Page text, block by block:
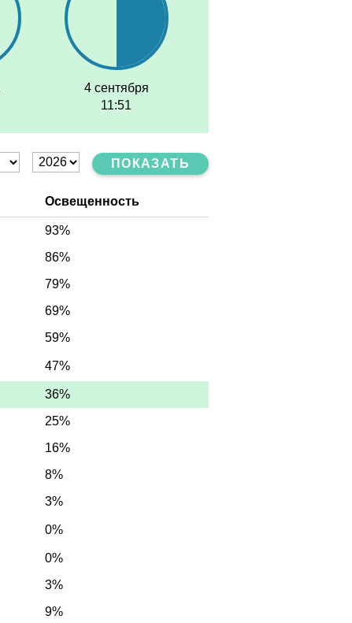
4 сентября
11:51
ПОКАЗАТЬ
Освещенность
93%
86%
79%
69%
59%
47%
36%
25%
16%
8%
3%
0%
0%
3%
9%